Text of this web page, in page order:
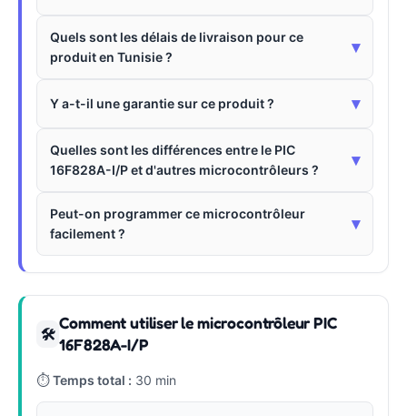
Quels sont les délais de livraison pour ce
produit en Tunisie ?
▾
Y a-t-il une garantie sur ce produit ? ▾
Quelles sont les différences entre le PIC
16F828A-I/P et d'autres microcontrôleurs ?
▾
Peut-on programmer ce microcontrôleur
facilement ?
▾
🛠
Comment utiliser le microcontrôleur PIC
16F828A-I/P
⏱Temps total : 30 min